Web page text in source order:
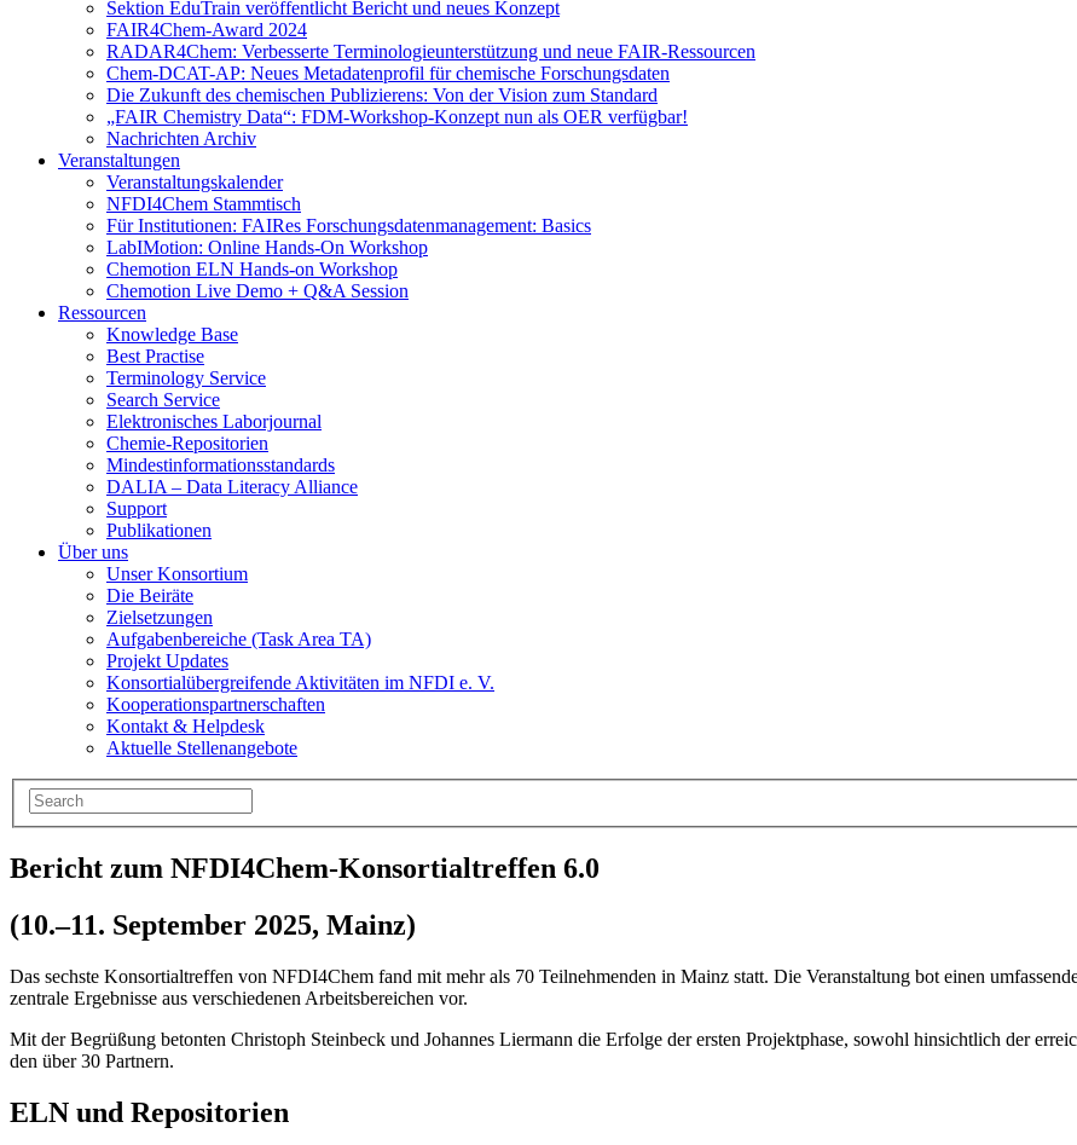
Sektion EduTrain veröffentlicht Bericht und neues Konzept
FAIR4Chem-Award 2024
RADAR4Chem: Verbesserte Terminologieunterstützung und neue FAIR-Ressourcen
Chem-DCAT-AP: Neues Metadatenprofil für chemische Forschungsdaten
Die Zukunft des chemischen Publizierens: Von der Vision zum Standard
„FAIR Chemistry Data“: FDM-Workshop-Konzept nun als OER verfügbar!
Nachrichten Archiv
Veranstaltungen
Veranstaltungskalender
NFDI4Chem Stammtisch
Für Institutionen: FAIRes Forschungsdatenmanagement: Basics
LabIMotion: Online Hands-On Workshop
Chemotion ELN Hands-on Workshop
Chemotion Live Demo + Q&A Session
Ressourcen
Knowledge Base
Best Practise
Terminology Service
Search Service
Elektronisches Laborjournal
Chemie-Repositorien
Mindestinformationsstandards
DALIA – Data Literacy Alliance
Support
Publikationen
Über uns
Unser Konsortium
Die Beiräte
Zielsetzungen
Aufgabenbereiche (Task Area TA)
Projekt Updates
Konsortialübergreifende Aktivitäten im NFDI e. V.
Kooperationspartnerschaften
Kontakt & Helpdesk
Aktuelle Stellenangebote
Bericht zum NFDI4Chem-Konsortialtreffen 6.0
(10.–11. September 2025, Mainz)
Das sechste Konsortialtreffen von NFDI4Chem fand mit mehr als 70 Teilnehmenden in Mainz statt. Die Veranstaltung bot einen
zentrale Ergebnisse aus verschiedenen Arbeitsbereichen vor.
Mit der Begrüßung betonten Christoph Steinbeck und Johannes Liermann die Erfolge der ersten Projektphase, sowohl hinsichtlich der
den über 30 Partnern.
ELN und Repositorien